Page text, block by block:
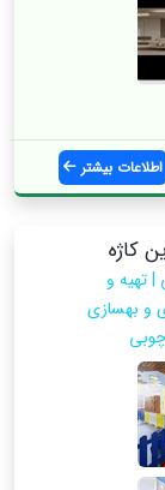
اطلاعات بیشتر
کاژه
تهیه و
و بهسازی